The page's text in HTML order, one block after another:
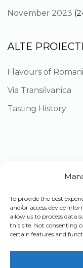
To provide the best
and/or access device
allow us to process data
this site. Not consenting
certain features and
November 2023
ALTE
Flavours of
Via Transilvanica
Tasting History
Facebook
Dă un follow